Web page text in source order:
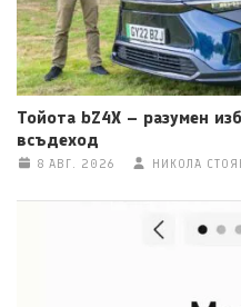
Тойота bZ4X – разумен
всъдеход
8 АВГ. 2026 НИКОЛА